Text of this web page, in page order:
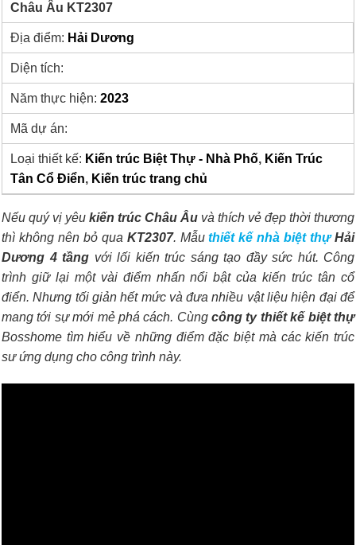
Châu Âu KT2307
Địa điểm: Hải Dương
Diện tích:
Năm thực hiện: 2023
Mã dự án:
Loại thiết kế: Kiến trúc Biệt Thự - Nhà Phố, Kiến Trúc
Tân Cổ Điển, Kiến trúc trang chủ
Nếu quý vị yêu kiến trúc Châu Âu và thích vẻ đẹp thời thương
thì không nên bỏ qua KT2307. Mẫuthiết kế nhà biệt thựHải
Dương 4 tầng với lối kiến trúc sáng tạo đầy sức hút. Công
trình giữ lại một vài điểm nhấn nổi bật của kiến trúc tân cổ
điển. Nhưng tối giản hết mức và đưa nhiều vật liệu hiện đại để
mang tới sự mới mẻ phá cách. Cùngcông ty thiết kế biệt thự
Bosshome tìm hiểu về những điểm đặc biệt mà các kiến trúc
sư ứng dụng cho công trình này.